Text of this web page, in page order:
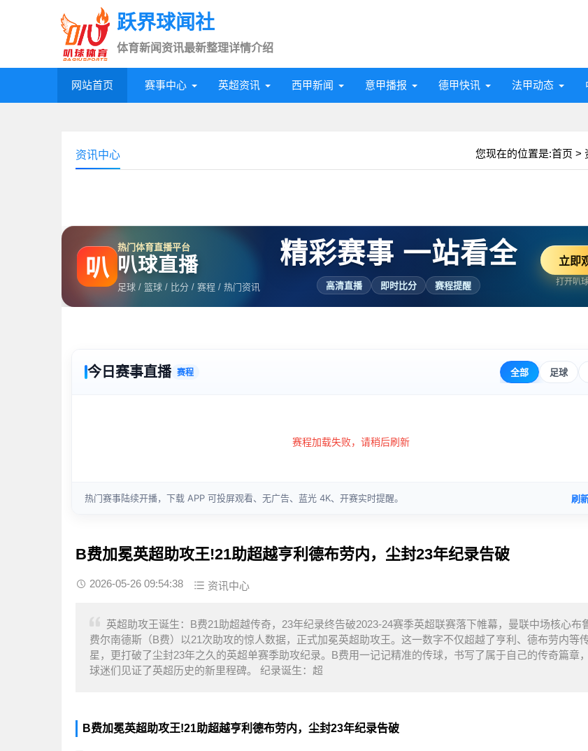
跃界球闻社
体育新闻资讯最新整理详情介绍
网站首页 赛事中心 英超资讯 西甲新闻 意甲播报 德甲快讯 法甲动态
您现在的位置是:首页 >
资讯中心
叭
热门体育直播平台
叭球直播
足球 / 篮球 / 比分 / 赛程 / 热门资讯
精彩赛事 一站看全
高清直播 即时比分 赛程提醒
立即
打开叭
B费加冕英超助攻王!21助超越亨利德布劳内，尘封23年纪录告破
2026-05-26 09:54:38 资讯中心
英超助攻王诞生：B费21助超越传奇，23年纪录终告破2023-24赛季英超联赛落下帷幕，曼联中场核心布
费尔南德斯（B费）以21次助攻的惊人数据，正式加冕英超助攻王。这一数字不仅超越了亨利、德布劳内等
星，更打破了尘封23年之久的英超单赛季助攻纪录。B费用一记记精准的传球，书写了属于自己的传奇篇章
球迷们见证了英超历史的新里程碑。 纪录诞生：超
B费加冕英超助攻王!21助超越亨利德布劳内，尘封23年纪录告破